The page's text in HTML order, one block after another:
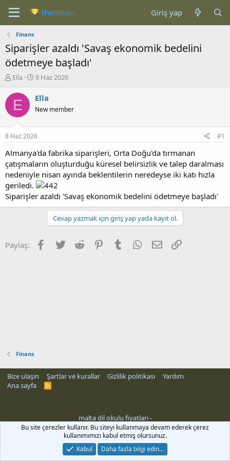
Giriş yap
Finans
Siparişler azaldı 'Savaş ekonomik bedelini
ödetmeye başladı'
K
n
b
u
u
b
a
ş
l
a
t
a
n
Ella
B
ş
a
g
ı
ç
a
r
i
h
i
8 Haz 2026
E Ella
New member
8 Haz 2026 #1
Almanya'da fabrika siparişleri, Orta Doğu'da tırmanan
çatışmaların oluşturduğu küresel belirsizlik ve talep daralması
nedeniyle nisan ayında beklentilerin neredeyse iki katı hızla
geriledi.
Siparişler azaldı 'Savaş ekonomik bedelini ödetmeye başladı'
Cevap yazmak için giriş yap yada kayıt ol.
Paylaş: Facebook
Twitter Reddit PinterestTumblr WhatsApp
E-posta
Finans
Bize ulaşın Şartlar ve kurallar Gizlilik politikası
Yardım
Ana sayfa
R
malta dil okulu fiyatları-
siteleri
Bu site çerezler kullanır. Bu siteyi kullanmaya devam ederek çerez
kullanımımızı kabul etmiş olursunuz.
Kabul
Daha fazla bilgi edin…